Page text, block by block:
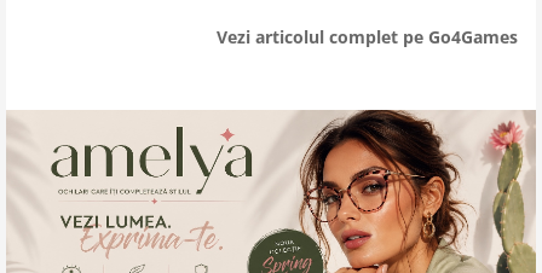
Vezi articolul complet pe Go4Games